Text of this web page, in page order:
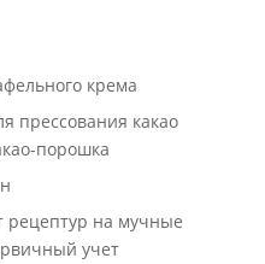
крема
прессования какао
порошка
рецептур на мучные
учет